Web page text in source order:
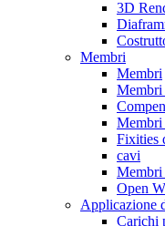
3D
Membri
Membri
Membri
Fixities
cavi
Membri
Open
Applicazione
Carichi